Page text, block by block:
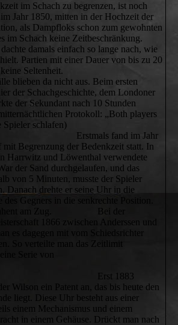
im Schach zu begrenzen, ist noch
Jahr 1850, mitten in der Hochzeit der
als Dampfloks schon zum gewohnten
im Schach keine Zeitbeschränkung.
dachte damals einfach so lange nach, wie
Partien mit einer Dauer von bis zu 20
hier keine Seltenheit.
blieben da nicht aus. Beim ersten
der Schachgeschichte, dem Londoner
der Sekundant nach 10 Stunden
Protokoll: „Both players
Spieler schlafen)
fand im Jahr
mit Begrenzung der Bedenkzeit statt. In
Harrwitz und Löwenthal verwendete
der Sand durchgelaufen, und das
von 5 Minuten, musste der Spieler
Danach drehte er seine Uhr in die
des Gegners in die senkrechte Position.
am Zug. Bei der
1866 zwischen Anderssen und
es dagegen mit vom Schiedsrichter
So verteilte man das Zeitlimit
1883
Wilson ein Patent an, das bis heute den
liegt. Diese Uhr besteht aus einer
einem Mechanismus und einem
in einem Gehäuse. Drückt man nach